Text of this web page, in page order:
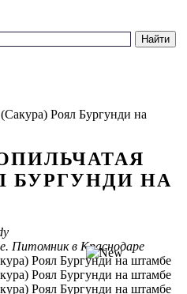
Роял Бургунди на
БУРГУНДИ НА
Питомник в Краснодаре